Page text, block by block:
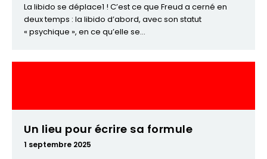
La libido se déplace1 ! C’est ce que Freud a cerné en
deux temps : la libido d’abord, avec son statut
« psychique », en ce qu’elle se...
Un lieu pour écrire sa formule
1 septembre 2025